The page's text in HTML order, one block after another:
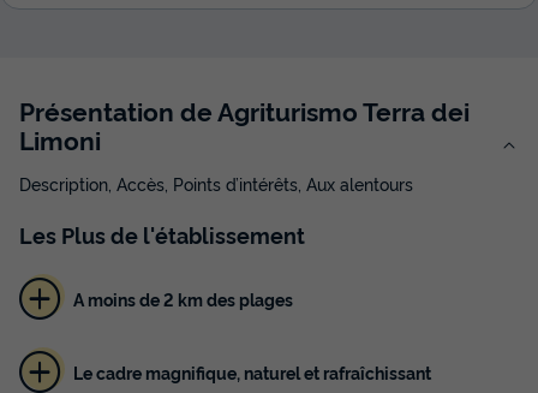
Présentation de Agriturismo Terra dei
Limoni
Description, Accès, Points d’intérêts, Aux alentours
Les Plusde l'établissement
A moins de 2 km des plages
Le cadre magnifique, naturel et rafraîchissant